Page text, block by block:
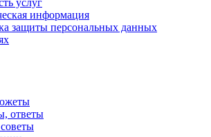
услуг
информация
защиты персональных данных
ответы